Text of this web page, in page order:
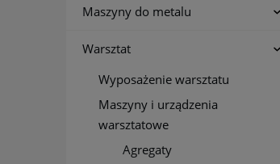
Maszyny do metalu
Warsztat
Wyposażenie warsztatu
Maszyny i urządzenia
warsztatowe
Agregaty